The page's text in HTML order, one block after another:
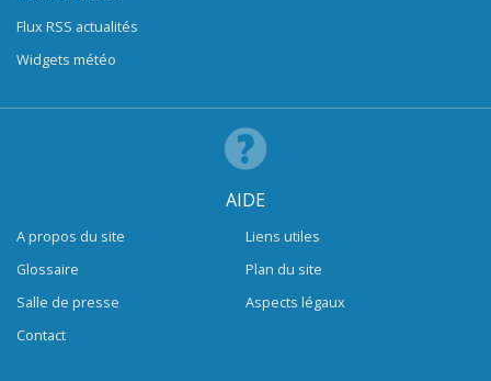
Flux RSS actualités
Widgets météo
AIDE
A propos du site
Glossaire
Salle de presse
Contact
Liens utiles
Plan du site
Aspects légaux